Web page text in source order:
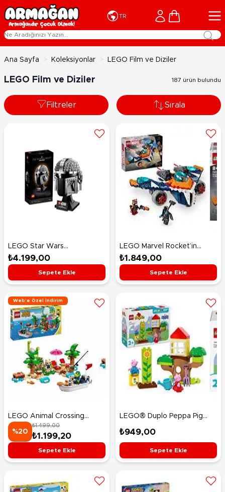
İçeriğe geç
TR Cart
Ana Sayfa > Koleksiyonlar > LEGO Film ve Diziler
LEGO Film ve Diziler 187 ürün bulundu
Filtreler Sırala
LEGO Star Wars
Mandalorian Kaskı 75328
₺4.199,00
Sepete Ekle
LEGO Marvel Rocket’in
Warbird Aracı Ronan’a Karşı
76278
₺1.849,00
Sepete Ekle
Web'e Özel İndirim
LEGO Animal Crossing
Kapp'n Ada Tekne Turunda
77048
%20
₺1.499,00
₺1.199,20
Sepete Ekle
LEGO® Duplo Peppa Pig
Bahçe ve Ağaç Ev 10431
₺949,00
Sepete Ekle